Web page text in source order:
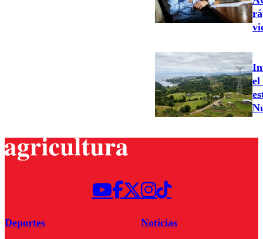
Deportes
Noticias